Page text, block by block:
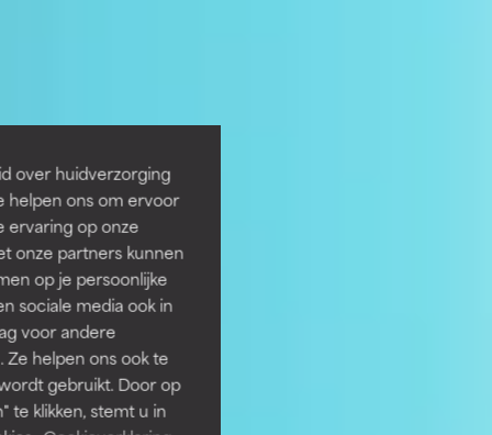
over huidverzorging
helpen ons om ervoor
ervaring op onze
onze partners kunnen
op je persoonlijke
sociale media ook in
voor andere
helpen ons ook te
gebruikt. Door op
te klikken, stemt u in